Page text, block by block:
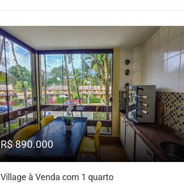
R$ 890.000
Village à Venda com 1 quarto